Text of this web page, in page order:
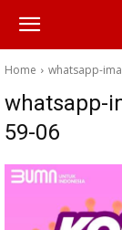
Home whatsapp-
whatsapp-
59-06